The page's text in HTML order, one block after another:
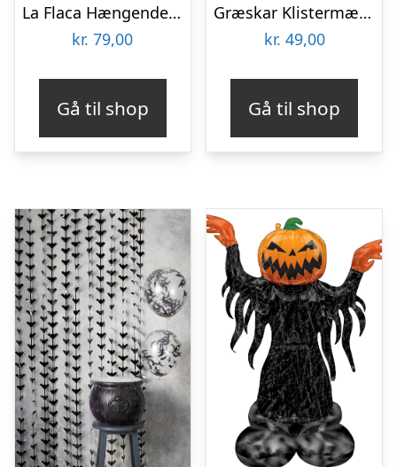
La Flaca Hængende Skelet
kr. 79,00
Gå til shop
Græskar Klistermærker
kr. 49,00
Gå til shop